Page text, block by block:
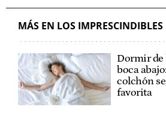
MÁS EN LOS IMPRESCINDIBLES
Dormir de
boca
colchón
favorita